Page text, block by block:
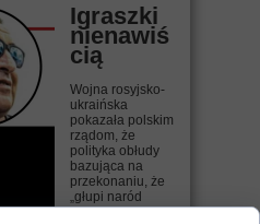
Igraszki
nienawiś
cią
Wojna rosyjsko-
ukraińska
pokazała polskim
rządom, że
polityka obłudy
bazująca na
przekonaniu, że
„głupi naród
wszystko...